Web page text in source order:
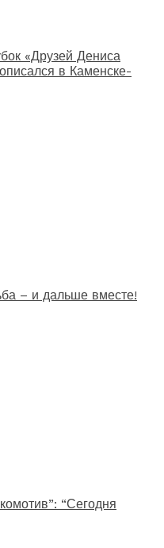
«Друзей Дениса
в Каменске-
– и дальше вместе!
“Сегодня